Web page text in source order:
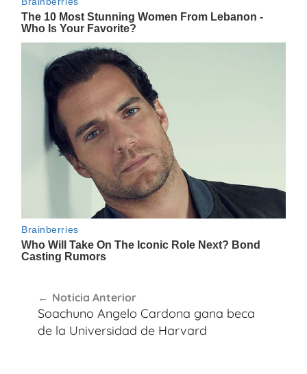
de
entradas
Noticia Anterior
Soachuno Angelo Cardona gana beca
de la Universidad de Harvard